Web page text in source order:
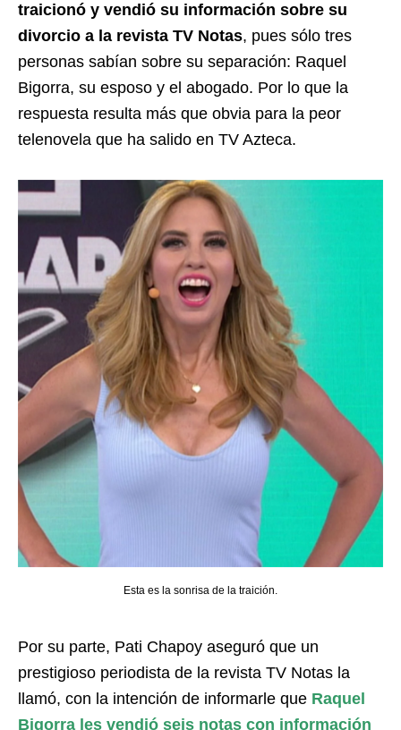
traicionó y vendió su información sobre su
divorcio a la revista TV Notas, pues sólo tres
personas sabían sobre su separación: Raquel
Bigorra, su esposo y el abogado. Por lo que la
respuesta resulta más que obvia para la peor
telenovela que ha salido en TV Azteca.
Esta es la sonrisa de la traición.
Por su parte, Pati Chapoy aseguró que un
prestigioso periodista de la revista TV Notas la
llamó, con la intención de informarle que Raquel
Bigorra les vendió seis notas con información